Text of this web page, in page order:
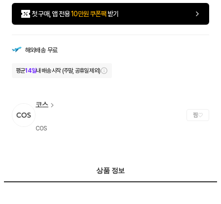
첫 구매, 앱 전용10만원 쿠폰팩 받기
해외배송 무료
평균14일내 배송 시작 (주말, 공휴일 제외)
코스
COS
찜
상품 정보